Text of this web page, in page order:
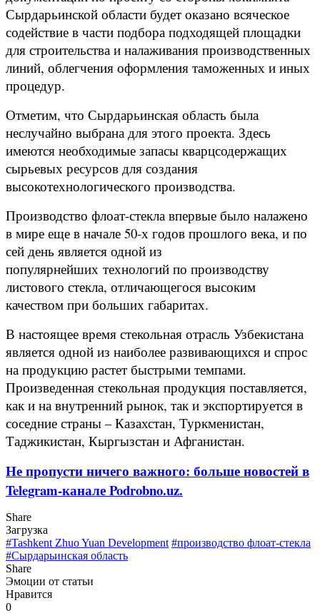
Сырдарьинской области будет оказано всяческое
содействие в части подбора подходящей площадки
для строительства и налаживания производственных
линий, облегчения оформления таможенных и иных
процедур.
Отметим, что Сырдарьинская область была
неслучайно выбрана для этого проекта. Здесь
имеются необходимые запасы кварцсодержащих
сырьевых ресурсов для создания
высокотехнологического производства.
Производство флоат-стекла впервые было налажено
в мире еще в начале 50-х годов прошлого века, и по
сей день является одной из
популярнейших технологий по производству
листового стекла, отличающегося высоким
качеством при больших габаритах.
В настоящее время стекольная отрасль Узбекистана
является одной из наиболее развивающихся и спрос
на продукцию растет быстрыми темпами.
Произведенная стекольная продукция поставляется,
как и на внутренний рынок, так и экспортируется в
соседние страны – Казахстан, Туркменистан,
Таджикистан, Кыргызстан и Афганистан.
Не пропусти ничего важного: больше новостей в
Telegram-канале Podrobno.uz.
Share
Загрузка
#Tashkent Zhuo Yuan Development #производство флоат-стекла
#Сырдарьинская область
Share
Эмоции от статьи
Нравится
0